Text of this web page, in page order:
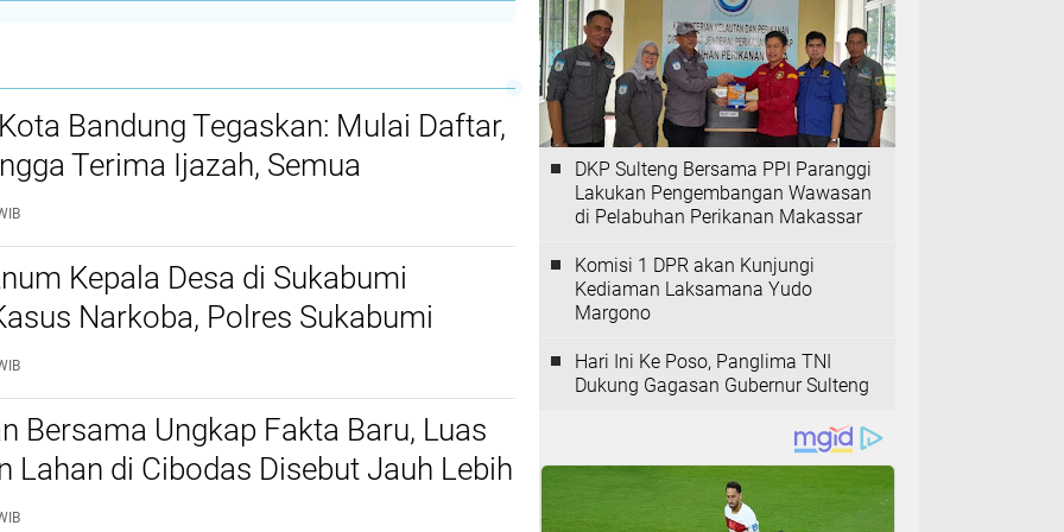
Bandung Tegaskan: Mulai Daftar,
Terima Ijazah, Semua
Gratis
Kepala Desa di Sukabumi
Narkoba, Polres Sukabumi
Sabu dan Tangkap Dua
Bersama Ungkap Fakta Baru, Luas
Lahan di Cibodas Disebut Jauh Lebih
Sepihak
DKP Sulteng Bersama PPI Paranggi
Lakukan Pengembangan Wawasan
di Pelabuhan Perikanan Makassar
Komisi 1 DPR akan Kunjungi
Kediaman Laksamana Yudo
Margono
Hari Ini Ke Poso, Panglima TNI
Dukung Gagasan Gubernur Sulteng